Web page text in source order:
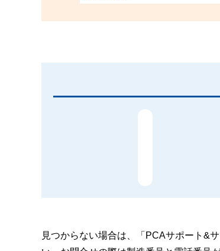
見つからない場合は、「PCAサポート&